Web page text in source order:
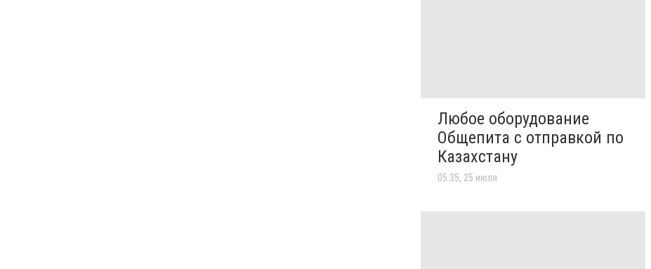
Любое оборудование
Общепита с отправкой по
Казахстану
05:35, 25 июля